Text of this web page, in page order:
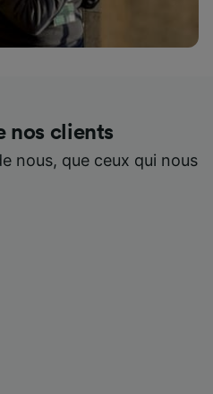
nos clients
nous, que ceux qui nous